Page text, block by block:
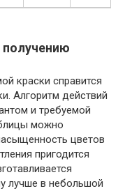
получению
краски справится
Алгоритм действий
и требуемой
можно
цветов
пригодится
лучше в небольшой